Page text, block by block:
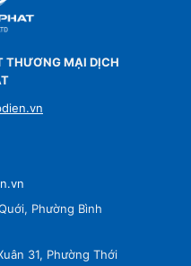
THƯƠNG MẠI DỊCH
Phường Bình
31, Phường Thới